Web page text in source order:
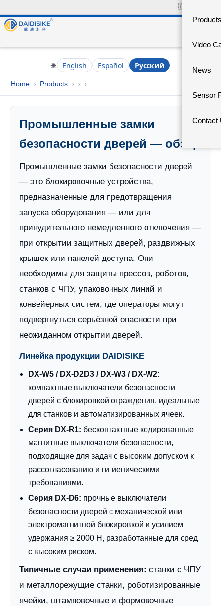
🇨🇳
Products
Video
News
Sensor
Contact
🌐 English Español Русский
Home › Products › › ›
Промышленные замки
безопасности дверей — обзор
Промышленные замки безопасности дверей
— это блокировочные устройства,
предназначенные для предотвращения
запуска оборудования — или для
принудительного немедленного отключения —
при открытии защитных дверей, раздвижных
крышек или панелей доступа. Они
необходимы для защиты прессов, роботов,
станков с ЧПУ, упаковочных линий и
конвейерных систем, где операторы могут
подвергнуться серьёзной опасности при
неожиданном открытии дверей.
Линейка продукции DAIDISIKE
DX-W5 / DX-D2D3 / DX-W3 / DX-W2:
компактные выключатели безопасности
дверей с блокировкой ограждения, идеальные
для станков и автоматизированных ячеек.
Серия DX-R1: бесконтактные кодированные
магнитные выключатели безопасности,
подходящие для задач с высоким допуском к
рассогласованию и гигиеническими
требованиями.
Серия DX-D6: прочные выключатели
безопасности дверей с механической или
электромагнитной блокировкой и усилием
удержания ≥ 2000 Н, разработанные для сред
с высоким риском.
Типичные случаи применения: станки с ЧПУ
и металлорежущие станки, роботизированные
ячейки, штамповочные и формовочные